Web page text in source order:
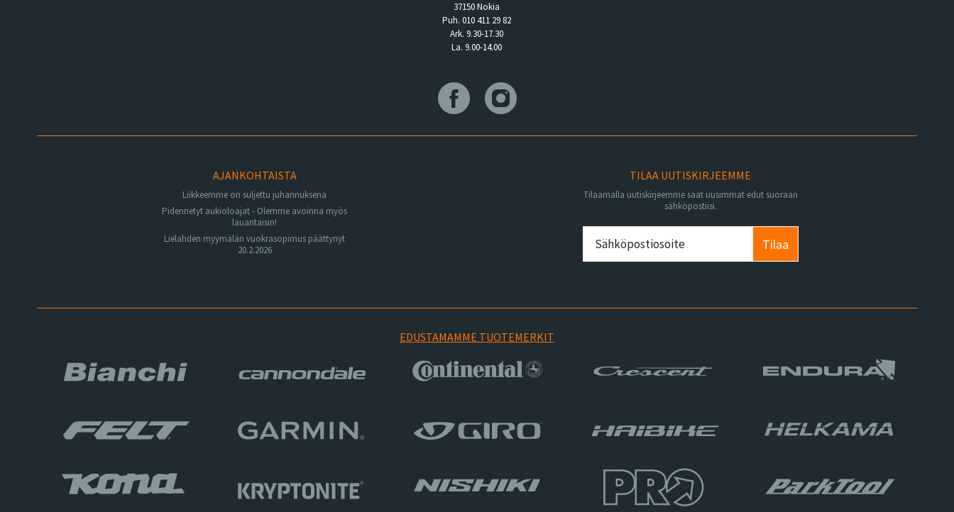
37150 Nokia
Puh. 010 411 29 82
Ark. 9.30-17.30
La. 9.00-14.00
AJANKOHTAISTA
Liikkeemme on suljettu juhannuksena
Pidennetyt aukioloajat - Olemme avoinna myös
lauantaisin!
Lielahden myymälän vuokrasopimus päättynyt
20.2.2026
TILAA UUTISKIRJEEMME
Tilaamalla uutiskirjeemme saat uusimmat edut suoraan
sähköpostiisi.
Tilaa
EDUSTAMAMME TUOTEMERKIT